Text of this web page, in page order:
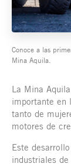
Conoce a las
Mina Aquila.
La Mina
importante en
tanto de
motores de
Este
industriales